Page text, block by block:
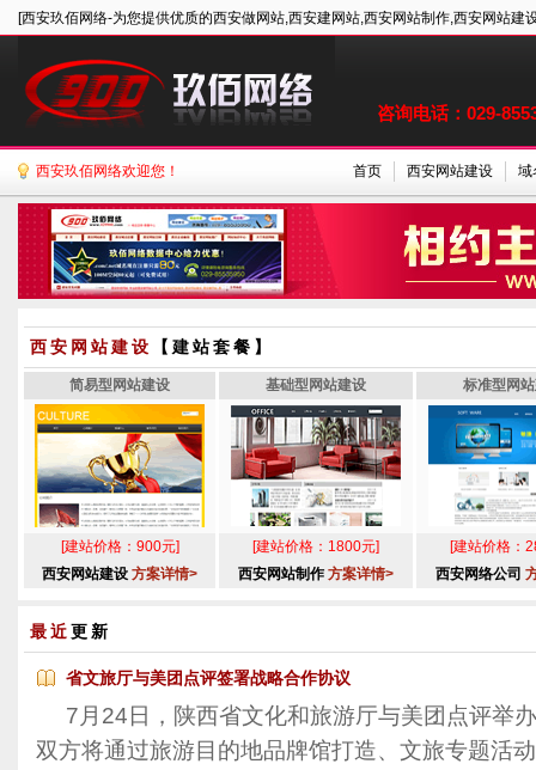
[西安玖佰网络-为您提供优质的西安做网站,西安建网站,西安网站制作,西安网站建
咨询电话：029-
西安玖佰网络欢迎您！ 首页 西安网站建设 域
西安网站建设 【建站套餐】
简易型网站建设
[建站价格：900元]
西安网站建设 方案详情>
基础型网站建设
[建站价格：1800元]
西安网站制作 方案详情>
标准型网
[建站价格：
西安网络公司
最近更新
省文旅厅与美团点评签署战略合作协议
7月24日，陕西省文化和旅游厅与美团点评举
双方将通过旅游目的地品牌馆打造、文旅专题活